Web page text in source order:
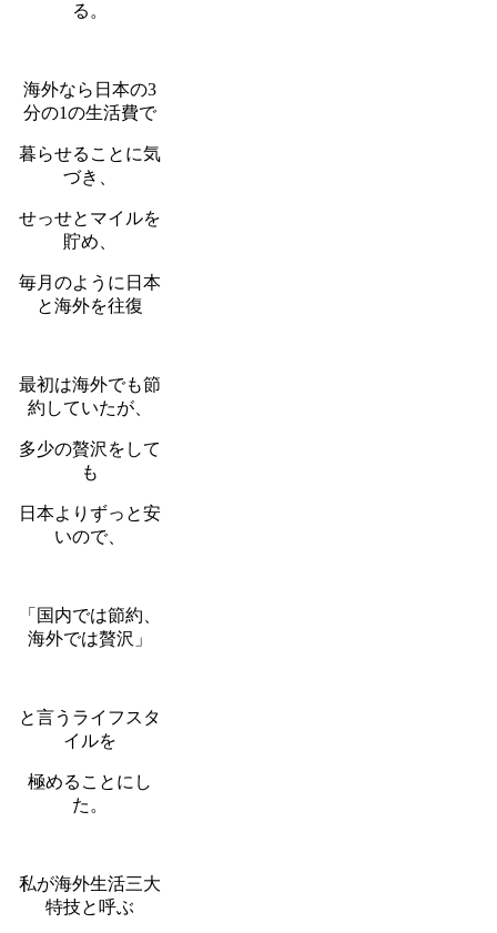
る。
海外なら日本の3
分の1の生活費で
暮らせることに気
づき、
せっせとマイルを
貯め、
毎月のように日本
と海外を往復
最初は海外でも節
約していたが、
多少の贅沢をして
も
日本よりずっと安
いので、
「国内では節約、
海外では贅沢」
と言うライフスタ
イルを
極めることにし
た。
私が海外生活三大
特技と呼ぶ